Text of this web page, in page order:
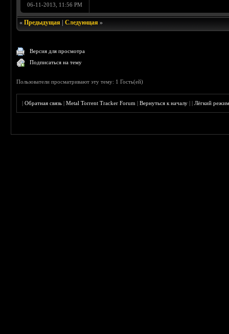
06-11-2013, 11:56 PM
«Предыдущая |Следующая »
Версия для просмотра
Подписаться на тему
Пользователи просматривают эту тему: 1 Гость(ей)
|Обратная связь |Metal Torrent Tracker Forum |Вернуться к началу ||Лёгкий